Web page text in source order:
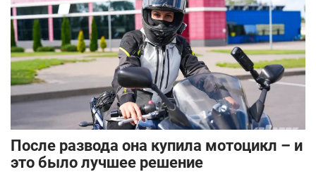
После развода она купила мотоцикл – и
это было лучшее решение